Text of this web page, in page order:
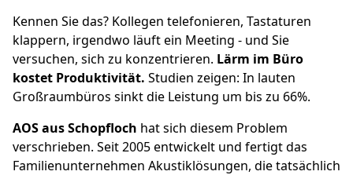
Kennen Sie das? Kollegen telefonieren, Tastaturen
klappern, irgendwo läuft ein Meeting - und Sie
versuchen, sich zu konzentrieren. Lärm im Büro
kostet Produktivität. Studien zeigen: In lauten
Großraumbüros sinkt die Leistung um bis zu 66%.
AOS aus Schopfloch hat sich diesem Problem
verschrieben. Seit 2005 entwickelt und fertigt das
Familienunternehmen Akustiklösungen, die tatsächlich